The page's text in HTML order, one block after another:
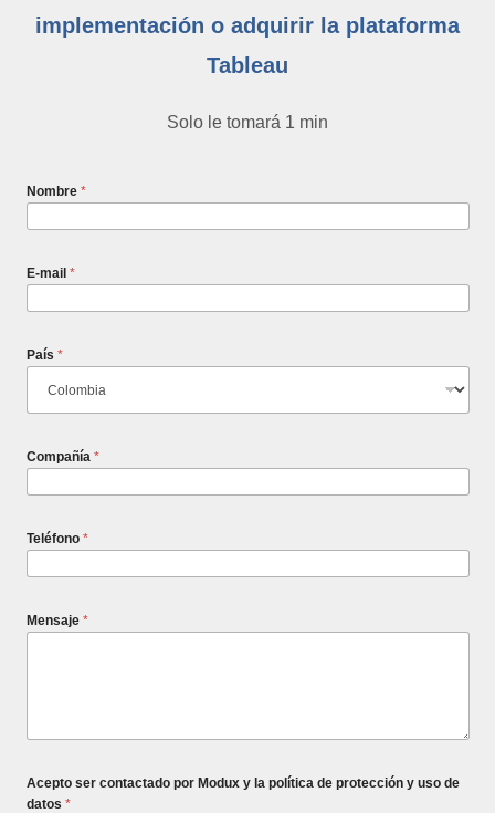
implementación o adquirir la plataforma
Tableau
Solo le tomará 1 min
Nombre *
E-mail *
País *
Compañía *
Teléfono *
Mensaje *
Acepto ser contactado por Modux y la política de protección y uso de
datos *